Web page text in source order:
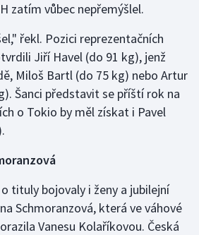
zatím vůbec nepřemýšlel.
řekl. Pozici reprezentačních
Jiří Havel (do 91 kg), jenž
Miloš Bartl (do 75 kg) nebo Artur
Šanci představit se příští rok na
o Tokio by měl získat i Pavel
tituly bojovaly i ženy a jubilejní
Schmoranzová, která ve váhové
Vanesu Kolaříkovou. Česká